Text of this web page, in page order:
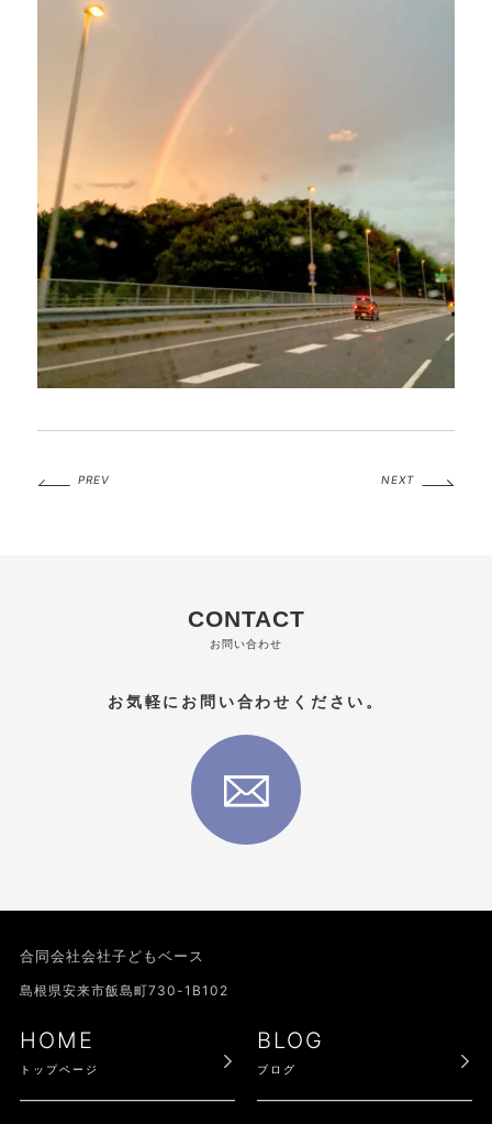
PREV NEXT
CONTACT
お問い合わせ
お気軽にお問い合わせください。
合同会社会社子どもベース
島根県安来市飯島町730-1B102
HOME
トップページ
BLOG
ブログ